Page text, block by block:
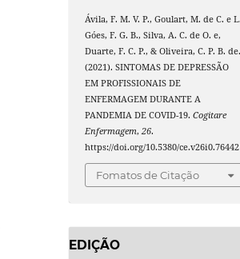
Ávila, F. M. V. P., Goulart, M. de C. e
Góes, F. G. B., Silva, A. C. de O. e,
Duarte, F. C. P., & Oliveira, C. P. B. de.
(2021). SINTOMAS DE DEPRESSÃO
EM PROFISSIONAIS DE
ENFERMAGEM DURANTE A
PANDEMIA DE COVID-19.Cogitare
Enfermagem,26.
https://doi.org/10.5380/ce.v26i0.76442
Fomatos de Citação
EDIÇÃO